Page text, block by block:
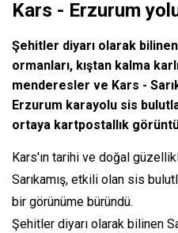
Kars - Erzurum
Şehitler diyarı olarak bilinen
ormanları, kıştan kalma
menderesler ve Kars -
Erzurum karayolu sis
ortaya kartpostallık
Kars'ın tarihi ve doğal
Sarıkamış, etkili olan sis
bir görünüme büründü.
Şehitler diyarı olarak bilinen